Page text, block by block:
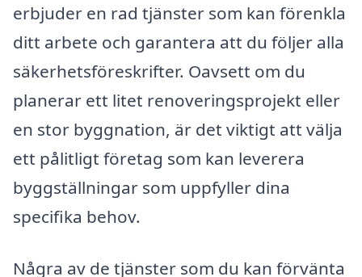
erbjuder en rad tjänster som kan förenkla
ditt arbete och garantera att du följer alla
säkerhetsföreskrifter. Oavsett om du
planerar ett litet renoveringsprojekt eller
en stor byggnation, är det viktigt att välja
ett pålitligt företag som kan leverera
byggställningar som uppfyller dina
specifika behov.
Några av de tjänster som du kan förvänta